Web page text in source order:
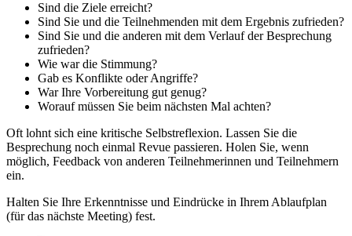
Sind die Ziele erreicht?
Sind Sie und die Teilnehmenden mit dem Ergebnis zufrieden?
Sind Sie und die anderen mit dem Verlauf der Besprechung
zufrieden?
Wie war die Stimmung?
Gab es Konflikte oder Angriffe?
War Ihre Vorbereitung gut genug?
Worauf müssen Sie beim nächsten Mal achten?
Oft lohnt sich eine kritische Selbstreflexion. Lassen Sie die
Besprechung noch einmal Revue passieren. Holen Sie, wenn
möglich, Feedback von anderen Teilnehmerinnen und Teilnehmern
ein.
Halten Sie Ihre Erkenntnisse und Eindrücke in Ihrem Ablaufplan
(für das nächste Meeting) fest.